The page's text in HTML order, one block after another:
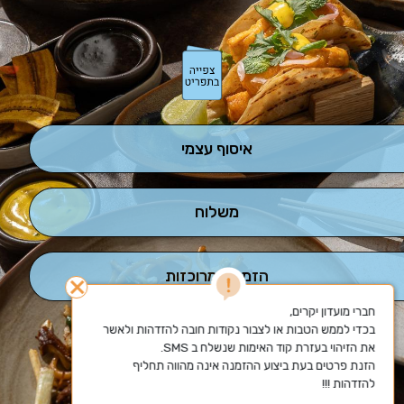
close
בכדי לממש הטבות או לצבור נקודות חובה להזדהות ולאשר
הזנת פרטים בעת ביצוע ההזמנה אינה מהווה תחליף
להזדהות !!!
איסוף עצמי
משלוח
הזמנות מרוכזות